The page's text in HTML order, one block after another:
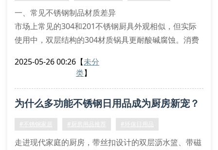
一、常见不锈钢制品材质差异
市场上常见的304和201不锈钢厨具外观相似，但实际
使用中，双层结构的304材质锅具更耐酸碱腐蚀。消费
正规厂家会在器皿底部标注材质类型。特别要注意带丝
二、多功能设计产品选购要点
自动沥水菜篮建议选择带有环保硅胶垫的款式，既能保
2025-05-26 00:26 【未分
类】
为什么多功能不锈钢日用品成为厨房新宠？
#不锈钢家居 #厨房用品推荐 #环保日用品
走进现代家庭的厨房，带丝扣设计的双层沥水篮、带磁